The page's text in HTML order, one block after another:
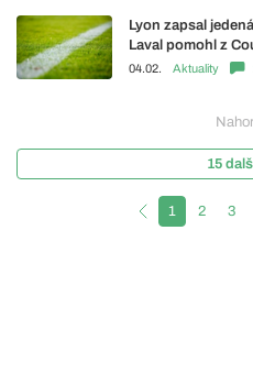
Lyon zapsal
Laval pomohl z
04.02. Aktuality
15
1 2 3